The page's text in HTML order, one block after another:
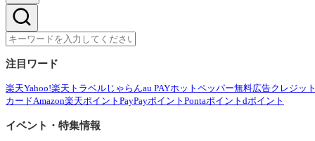
注目ワード
楽天Yahoo!楽天トラベル じゃらんau PAYホットペッパー無料広告クレジッ
カードAmazon楽天ポイント PayPayポイント Pontaポイント dポイント
イベント・特集情報